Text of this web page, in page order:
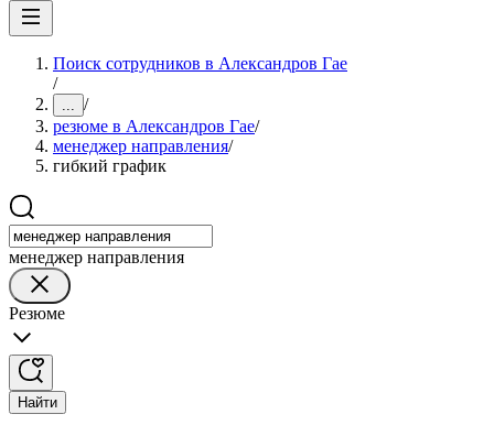
Поиск сотрудников в Александров Гае
/
... /
резюме в Александров Гае/
менеджер направления/
гибкий график
менеджер направления
Резюме
Найти